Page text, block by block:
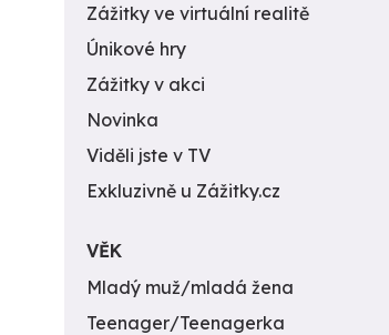
Zážitky ve virtuální realitě
Únikové hry
Zážitky v akci
Novinka
Viděli jste v TV
Exkluzivně u Zážitky.cz
VĚK
Mladý muž/mladá žena
Teenager/Teenagerka